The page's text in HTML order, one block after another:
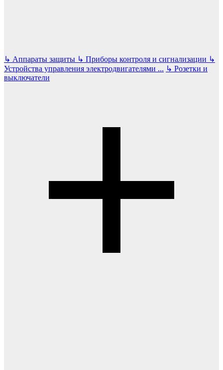
↳ Аппараты защиты ↳ Приборы контроля и сигнализации ↳
Устройства управления электродвигателями ... ↳ Розетки и
выключатели